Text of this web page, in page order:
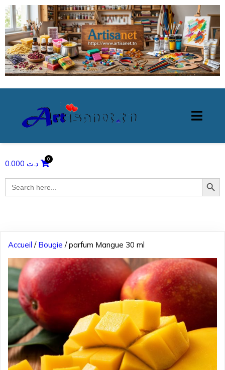
د.ت
Search
for:
Search Button
Accueil / Bougie / parfum Mangue 30 ml